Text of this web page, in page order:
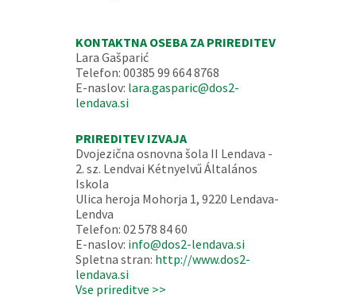
KONTAKTNA OSEBA ZA PRIREDITEV
Lara Gašparić
Telefon: 00385 99 664 8768
E-naslov: lara.gasparic@dos2-
lendava.si
PRIREDITEV IZVAJA
Dvojezična osnovna šola II Lendava -
2. sz. Lendvai Kétnyelvű Általános
Iskola
Ulica heroja Mohorja 1, 9220 Lendava-
Lendva
Telefon: 02 578 84 60
E-naslov: info@dos2-lendava.si
Spletna stran: http://www.dos2-
lendava.si
Vse prireditve >>